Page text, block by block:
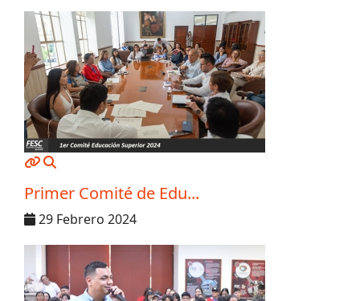
MOD_JTCS_VIEW_ARTICLE_LINK
Primer Comité de Edu...
29 Febrero 2024